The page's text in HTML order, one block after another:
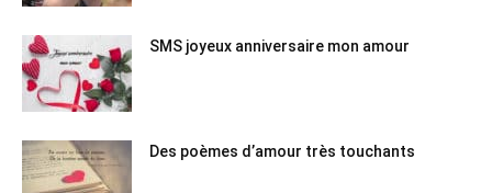
SMS joyeux anniversaire mon amour
Des poèmes d’amour très touchants